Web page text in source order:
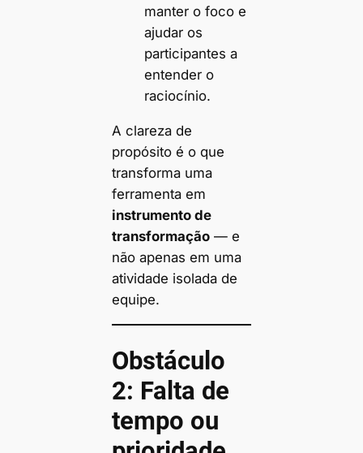
manter o foco e
ajudar os
participantes a
entender o
raciocínio.
A clareza de
propósito é o que
transforma uma
ferramenta em
instrumento de
transformação— e
não apenas em uma
atividade isolada de
equipe.
Obstáculo
2: Falta de
tempo ou